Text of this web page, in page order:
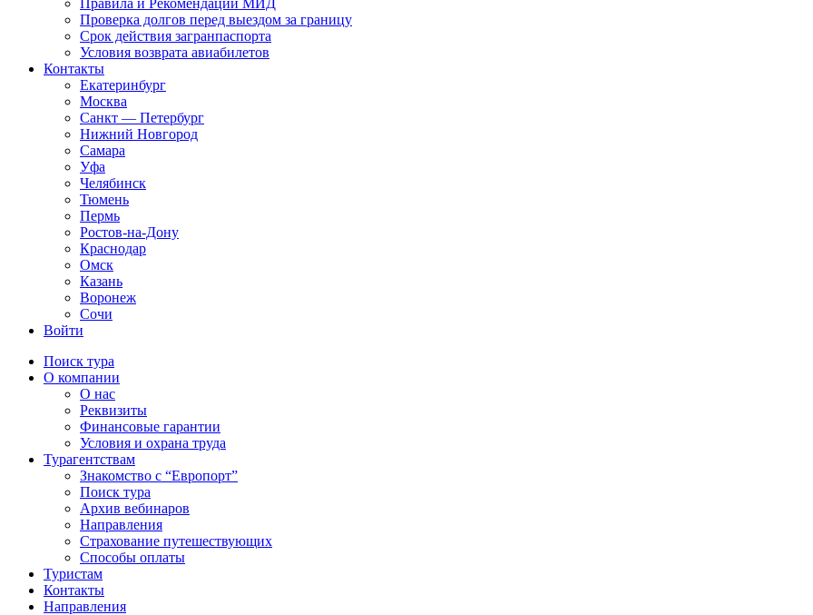
Правила и Рекомендации МИД
Проверка долгов перед выездом за границу
Срок действия загранпаспорта
Условия возврата авиабилетов
Контакты
Екатеринбург
Москва
Санкт — Петербург
Нижний Новгород
Самара
Уфа
Челябинск
Тюмень
Пермь
Ростов-на-Дону
Краснодар
Омск
Казань
Воронеж
Сочи
Войти
Поиск тура
О компании
О нас
Реквизиты
Финансовые гарантии
Условия и охрана труда
Турагентствам
Знакомство с “Европорт”
Поиск тура
Архив вебинаров
Направления
Страхование путешествующих
Способы оплаты
Туристам
Контакты
Направления